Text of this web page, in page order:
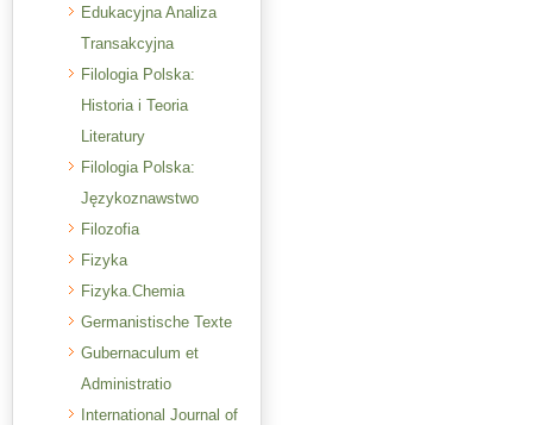
Edukacyjna Analiza
Transakcyjna
Filologia Polska:
Historia i Teoria
Literatury
Filologia Polska:
Językoznawstwo
Filozofia
Fizyka
Fizyka.Chemia
Germanistische Texte
Gubernaculum et
Administratio
International Journal of